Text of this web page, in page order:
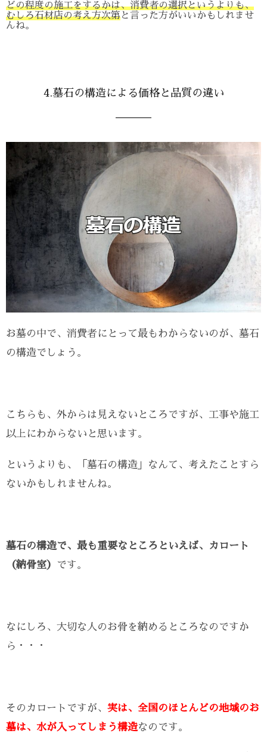
どの程度の施工をするかは、消費者の選択というよりも、
むしろ石材店の考え方次第と言った方がいいかもしれませ
んね。
4.墓石の構造による価格と品質の違い
お墓の中で、消費者にとって最もわからないのが、墓石
の構造でしょう。
こちらも、外からは見えないところですが、工事や施工
以上にわからないと思います。
というよりも、「墓石の構造」なんて、考えたことすら
ないかもしれませんね。
墓石の構造で、最も重要なところといえば、カロート
（納骨室）
です。
なにしろ、大切な人のお骨を納めるところなのですか
ら・・・
そのカロートですが、 実は、全国のほとんどの地域のお
墓は、水が入ってしまう構造なのです。